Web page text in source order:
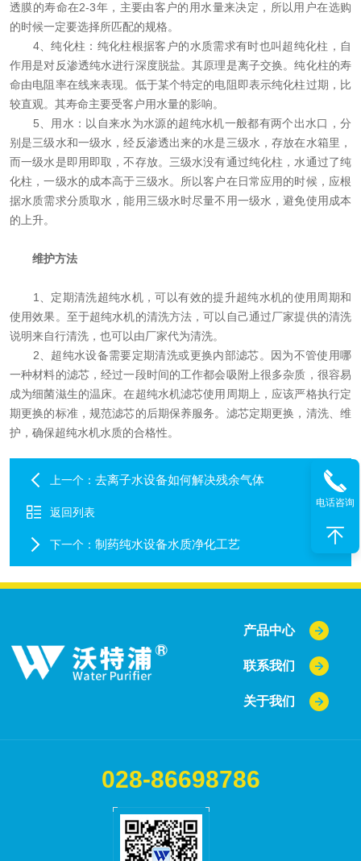
透膜的寿命在2-3年，主要由客户的用水量来决定，所以用户在选购
的时候一定要选择所匹配的规格。
4、纯化柱：纯化柱根据客户的水质需求有时也叫超纯化柱，自
作用是对反渗透纯水进行深度脱盐。其原理是离子交换。纯化柱的寿
命由电阻率在线来表现。低于某个特定的电阻即表示纯化柱过期，比
较直观。其寿命主要受客户用水量的影响。
5、用水：以自来水为水源的超纯水机一般都有两个出水口，分
别是三级水和一级水，经反渗透出来的水是三级水，存放在水箱里，
而一级水是即用即取，不存放。三级水没有通过纯化柱，水通过了纯
化柱，一级水的成本高于三级水。所以客户在日常应用的时候，应根
据水质需求分质取水，能用三级水时尽量不用一级水，避免使用成本
的上升。
维护方法
1、定期清洗超纯水机，可以有效的提升超纯水机的使用周期和
使用效果。至于超纯水机的清洗方法，可以自己通过厂家提供的清洗
说明来自行清洗，也可以由厂家代为清洗。
2、超纯水设备需要定期清洗或更换内部滤芯。因为不管使用哪
一种材料的滤芯，经过一段时间的工作都会吸附上很多杂质，很容易
成为细菌滋生的温床。在超纯水机滤芯使用周期上，应该严格执行定
期更换的标准，规范滤芯的后期保养服务。滤芯定期更换，清洗、维
护，确保超纯水机水质的合格性。
上一个： 去离子水设备如何解决残余气体
返回列表
下一个： 制药纯水设备水质净化工艺
产品中心
联系我们
关于我们
028-86698786
电话咨询